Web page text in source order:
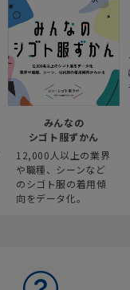
みんなの
シゴト服ずかん
12,000人以上の業界
や職種、シーンなど
のシゴト服の着用傾
向をデータ化。